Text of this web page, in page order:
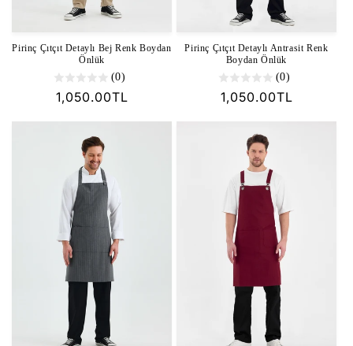
Pirinç Çıtçıt Detaylı Bej Renk Boydan
Önlük
(0)
Normal
1,050.00TL
Pirinç Çıtçıt Detaylı Antrasit Renk
Boydan Önlük
(0)
Normal
1,050.00TL